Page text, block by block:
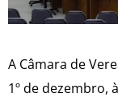
A Câmara de
1º de dezembro,